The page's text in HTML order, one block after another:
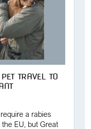
TRAVEL TO
a rabies
EU, but Great